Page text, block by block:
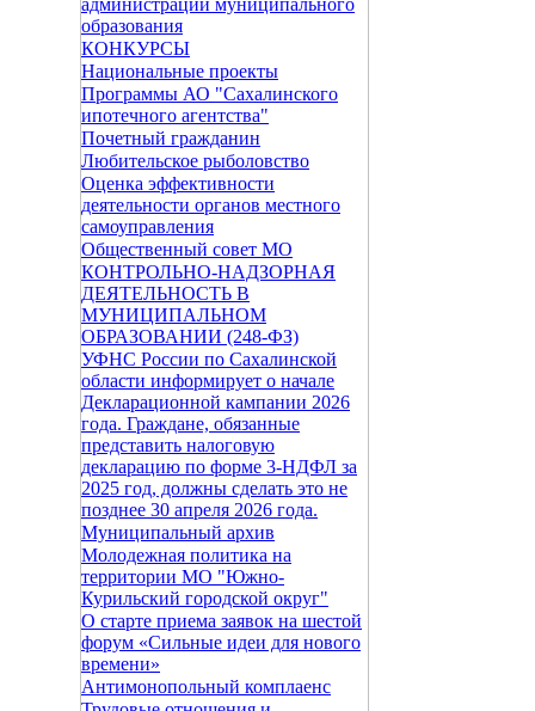
администрации муниципального
образования
КОНКУРСЫ
Национальные проекты
Программы АО "Сахалинского
ипотечного агентства"
Почетный гражданин
Любительское рыболовство
Оценка эффективности
деятельности органов местного
самоуправления
Общественный совет МО
КОНТРОЛЬНО-НАДЗОРНАЯ
ДЕЯТЕЛЬНОСТЬ В
МУНИЦИПАЛЬНОМ
ОБРАЗОВАНИИ (248-ФЗ)
УФНС России по Сахалинской
области информирует о начале
Декларационной кампании 2026
года. Граждане, обязанные
представить налоговую
декларацию по форме 3-НДФЛ за
2025 год, должны сделать это не
позднее 30 апреля 2026 года.
Муниципальный архив
Молодежная политика на
территории МО "Южно-
Курильский городской округ"
О старте приема заявок на шестой
форум «Сильные идеи для нового
времени»
Антимонопольный комплаенс